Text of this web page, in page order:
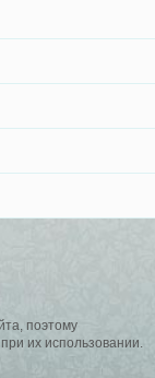
поэтому
их использовании.